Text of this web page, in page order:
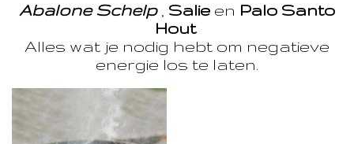
Abalone Schelp, Salie en Palo Santo
Hout
Alles wat je nodig hebt om negatieve
energie los te laten.